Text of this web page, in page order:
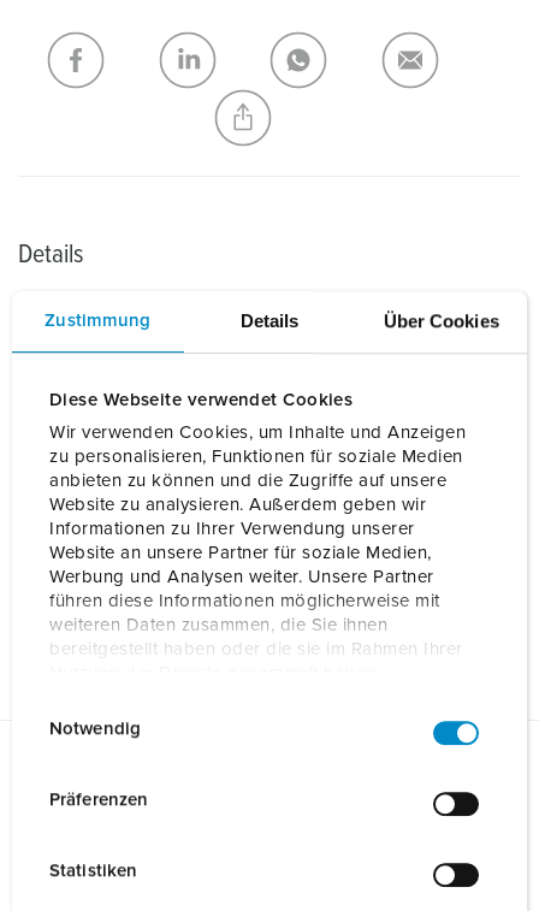
Zustimmung Details Über Cookies
Diese Webseite verwendet Cookies
Wir verwenden Cookies, um Inhalte und Anzeigen
zu personalisieren, Funktionen für soziale Medien
anbieten zu können und die Zugriffe auf unsere
Website zu analysieren. Außerdem geben wir
Informationen zu Ihrer Verwendung unserer
Website an unsere Partner für soziale Medien,
Werbung und Analysen weiter. Unsere Partner
führen diese Informationen möglicherweise mit
weiteren Daten zusammen, die Sie ihnen
bereitgestellt haben oder die sie im Rahmen Ihrer
Notwendig
Präferenzen
Statistiken
Ma liste AJOUTER
CRÉER UNE NOUVELLE LISTE
Details
Colonne acier inox sw AMTRON Prof. TC 18632SW
Colonne acier inox sw AMTRON Prof. TC 18632SW